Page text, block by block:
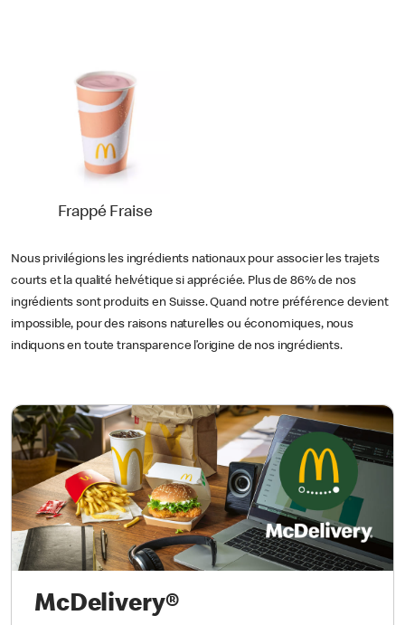
Frappé Fraise
Nous privilégions les ingrédients nationaux pour associer les trajets
courts et la qualité helvétique si appréciée. Plus de 86% de nos
ingrédients sont produits en Suisse. Quand notre préférence devient
impossible, pour des raisons naturelles ou économiques, nous
indiquons en toute transparence l’origine de nos ingrédients.
McDelivery®